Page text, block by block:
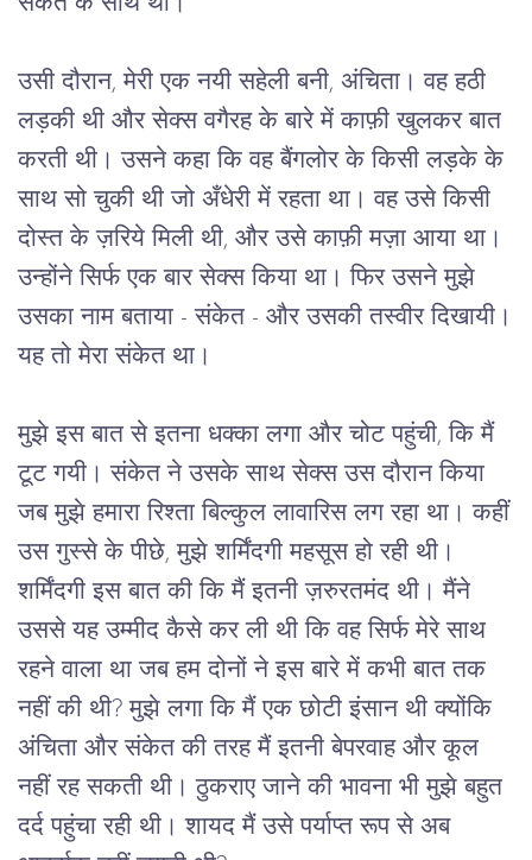
उसी दौरान, मेरी एक नयी सहेली बनी, अंचिता। वह हठी
लड़की थी और सेक्स वगैरह के बारे में काफ़ी खुलकर बात
करती थी। उसने कहा कि वह बैंगलोर के किसी लड़के के
साथ सो चुकी थी जो अँधेरी में रहता था। वह उसे किसी
दोस्त के ज़रिये मिली थी, और उसे काफ़ी मज़ा आया था।
उन्होंने सिर्फ एक बार सेक्स किया था। फिर उसने मुझे
उसका नाम बताया - संकेत - और उसकी तस्वीर दिखायी।
यह तो मेरा संकेत था।
मुझे इस बात से इतना धक्का लगा और चोट पहुंची, कि मैं
टूट गयी। संकेत ने उसके साथ सेक्स उस दौरान किया
जब मुझे हमारा रिश्ता बिल्कुल लावारिस लग रहा था। कहीं
उस गुस्से के पीछे, मुझे शर्मिंदगी महसूस हो रही थी।
शर्मिंदगी इस बात की कि मैं इतनी ज़रुरतमंद थी। मैंने
उससे यह उम्मीद कैसे कर ली थी कि वह सिर्फ मेरे साथ
रहने वाला था जब हम दोनों ने इस बारे में कभी बात तक
नहीं की थी? मुझे लगा कि मैं एक छोटी इंसान थी क्योंकि
अंचिता और संकेत की तरह मैं इतनी बेपरवाह और कूल
नहीं रह सकती थी। ठुकराए जाने की भावना भी मुझे बहुत
दर्द पहुंचा रही थी। शायद मैं उसे पर्याप्त रूप से अब